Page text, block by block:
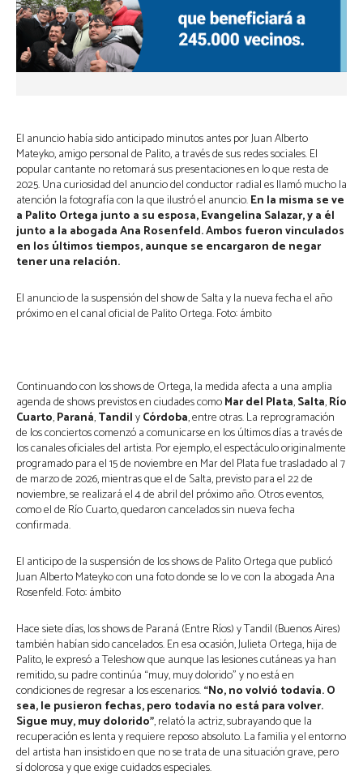
El anuncio había sido anticipado minutos antes por Juan Alberto
Mateyko, amigo personal de Palito, a través de sus redes sociales. El
popular cantante no retomará sus presentaciones en lo que resta de
2025. Una curiosidad del anuncio del conductor radial es llamó mucho la
atención la fotografía con la que ilustró el anuncio.En la misma se ve
a Palito Ortega junto a su esposa, Evangelina Salazar, y a él
junto a la abogada Ana Rosenfeld. Ambos fueron vinculados
en los últimos tiempos, aunque se encargaron de negar
tener una relación.
El anuncio de la suspensión del show de Salta y la nueva fecha el año
próximo en el canal oficial de Palito Ortega. Foto: ámbito
Continuando con los shows de Ortega, la medida afecta a una amplia
agenda de shows previstos en ciudades comoMar del Plata,Salta,Río
Cuarto,Paraná,TandilyCórdoba, entre otras. La reprogramación
de los conciertos comenzó a comunicarse en los últimos días a través de
los canales oficiales del artista. Por ejemplo, el espectáculo originalmente
programado para el 15 de noviembre en Mar del Plata fue trasladado al 7
de marzo de 2026, mientras que el de Salta, previsto para el 22 de
noviembre, se realizará el 4 de abril del próximo año. Otros eventos,
como el de Río Cuarto, quedaron cancelados sin nueva fecha
confirmada.
El anticipo de la suspensión de los shows de Palito Ortega que publicó
Juan Alberto Mateyko con una foto donde se lo ve con la abogada Ana
Rosenfeld. Foto: ámbito
Hace siete días, los shows de Paraná (Entre Ríos) y Tandil (Buenos Aires)
también habían sido cancelados. En esa ocasión, Julieta Ortega, hija de
Palito, le expresó a Teleshow que aunque las lesiones cutáneas ya han
remitido, su padre continúa “muy, muy dolorido” y no está en
condiciones de regresar a los escenarios.“No, no volvió todavía. O
sea, le pusieron fechas, pero todavía no está para volver.
Sigue muy, muy dolorido”, relató la actriz, subrayando que la
recuperación es lenta y requiere reposo absoluto. La familia y el entorno
del artista han insistido en que no se trata de una situación grave, pero
sí dolorosa y que exige cuidados especiales.